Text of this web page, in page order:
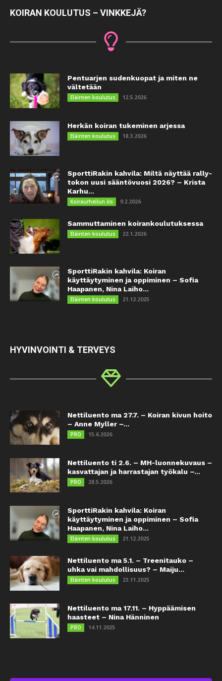
KOIRAN KOULUTUS – VINKKEJÄ?
Pentuarjen sudenkuopat ja miten ne
vältetään
Eläinten koulutus 12.5.2026
Herkän koiran tukeminen arjessa
Eläinten koulutus 18.3.2026
SporttiRakin kahvila: Miltä näyttää rally-
tokon uusi sääntövuosi 2026? – Krista
Karhu...
Koiraurheilun ilo 9.2.2026
Sammuttaminen koirankoulutuksessa
Eläinten koulutus 22.1.2026
SporttiRakin kahvila: Koiran
käyttäytyminen ja oppiminen – Sofia
Haapanen, Nina Laiho...
Eläinten koulutus 21.12.2025
HYVINVOINTI & TERVEYS
Nettiluento ma 27.7. – Koiran kivun hoito
– Anne Myller –...
PRO 15.6.2026
Nettiluento ti 2.6. – MH-luonnekuvaus –
kasvattajan ja harrastajan työkalu –...
PRO 28.5.2026
SporttiRakin kahvila: Koiran
käyttäytyminen ja oppiminen – Sofia
Haapanen, Nina Laiho...
Eläinten koulutus 21.12.2025
Nettiluento ma 5.1. – Treenitauko –
uhka vai mahdollisuus? – Maiju...
Eläinten koulutus 23.11.2025
Nettiluento ma 17.11. – Hyppäämisen
haasteet – Nina Hänninen
PRO 14.11.2025